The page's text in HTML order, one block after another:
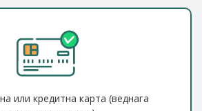
или кредитна карта (веднага